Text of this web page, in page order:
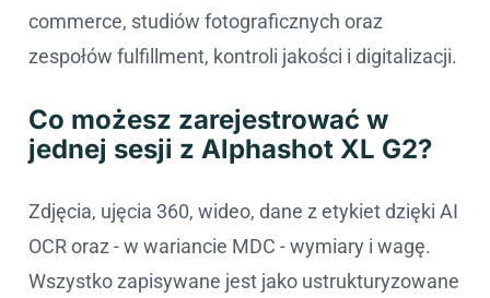
commerce, studiów fotograficznych oraz
zespołów fulfillment, kontroli jakości i digitalizacji.
Co możesz zarejestrować w
jednej sesji z Alphashot XL G2?
Zdjęcia, ujęcia 360, wideo, dane z etykiet dzięki AI
OCR oraz - w wariancie MDC - wymiary i wagę.
Wszystko zapisywane jest jako ustrukturyzowane